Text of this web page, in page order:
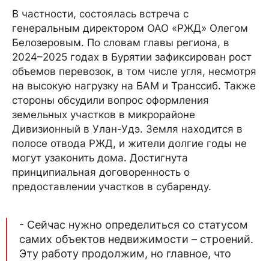
В частности, состоялась встреча с
генеральным директором ОАО «РЖД» Олегом
Белозеровым. По словам главы региона, в
2024–2025 годах в Бурятии зафиксирован рост
объемов перевозок, в том числе угля, несмотря
на высокую нагрузку на БАМ и Транссиб. Также
стороны обсудили вопрос оформления
земельных участков в микрорайоне
Дивизионный в Улан-Удэ. Земля находится в
полосе отвода РЖД, и жители долгие годы не
могут узаконить дома. Достигнута
принципиальная договоренность о
предоставлении участков в субаренду.
- Сейчас нужно определиться со статусом
самих объектов недвижимости – строений.
Эту работу продолжим, но главное, что